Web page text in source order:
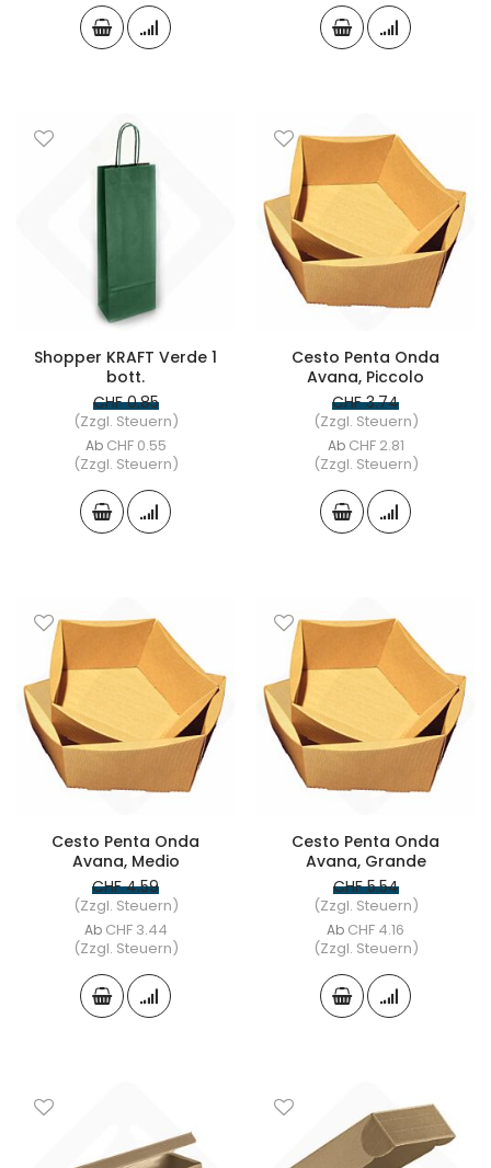
Shopper KRAFT Verde 1
bott.
CHF 0.85
(Zzgl. Steuern)
Ab CHF 0.55
(Zzgl. Steuern)
Cesto Penta Onda
Avana, Piccolo
CHF 3.74
(Zzgl. Steuern)
Ab CHF 2.81
(Zzgl. Steuern)
Cesto Penta Onda
Avana, Medio
CHF 4.59
(Zzgl. Steuern)
Ab CHF 3.44
(Zzgl. Steuern)
Cesto Penta Onda
Avana, Grande
CHF 5.54
(Zzgl. Steuern)
Ab CHF 4.16
(Zzgl. Steuern)